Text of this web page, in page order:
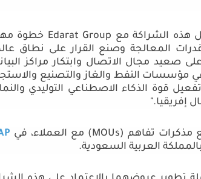
هذه الشراكة مع Edarat Group خطوة
المعالجة وصنع القرار على نطاق
صعيد مجال الاتصال وابتكار مراكز
في مؤسسات النفط والغاز والتصنيع
قوة الذكاء الاصطناعي التوليدي
إفريقيا."
مذكرات تفاهم (MOUs) مع العملاء، في